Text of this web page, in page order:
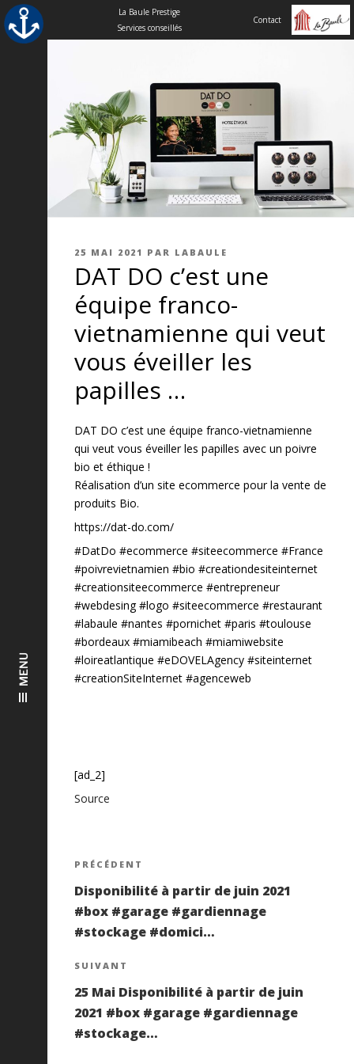
principal
MENU
PUBLIÉ
25 MAI 2021 PAR LABAULE
DAT DO c’est une
équipe franco-
vietnamienne qui veut
vous éveiller les
papilles …
DAT DO c’est une équipe franco-vietnamienne
qui veut vous éveiller les papilles avec un poivre
bio et éthique !
Réalisation d’un site ecommerce pour la vente de
produits Bio.
https://dat-do.com/
#DatDo #ecommerce #siteecommerce #France
#poivrevietnamien #bio #creationdesiteinternet
#creationsiteecommerce #entrepreneur
#webdesing #logo #siteecommerce #restaurant
#labaule #nantes #pornichet #paris #toulouse
#bordeaux #miamibeach #miamiwebsite
#loireatlantique #eDOVELAgency #siteinternet
#creationSiteInternet #agenceweb
[ad_2]
Source
Navigation
de
l’article
Article
précédent
PRÉCÉDENT
Disponibilité à partir de juin 2021
#box #garage #gardiennage
#stockage #domici…
Article
suivant
SUIVANT
25 Mai Disponibilité à partir de juin
2021 #box #garage #gardiennage
#stockage…
La Baule Prestige
Services conseillés
Contact